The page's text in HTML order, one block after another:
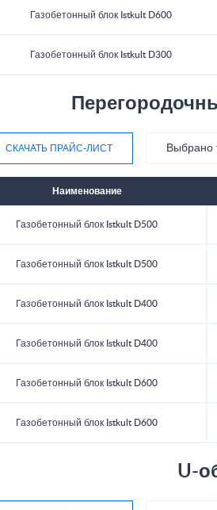
Газобетонный блок Istkult D600
Газобетонный блок Istkult D300
СКАЧАТЬ ПРАЙС-ЛИСТ Выбрано
Наименование
Газобетонный блок Istkult D500
Газобетонный блок Istkult D500
Газобетонный блок Istkult D400
Газобетонный блок Istkult D400
Газобетонный блок Istkult D600
Газобетонный блок Istkult D600
U-